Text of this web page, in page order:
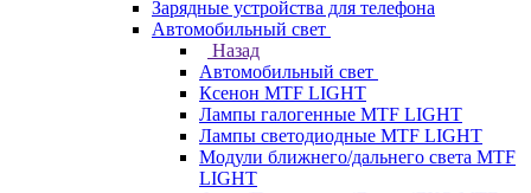
Зарядные устройства для телефона
Автомобильный свет
Назад
Автомобильный свет
Ксенон MTF LIGHT
Лампы галогенные MTF LIGHT
Лампы светодиодные MTF LIGHT
Модули ближнего/дальнего света MTF
LIGHT